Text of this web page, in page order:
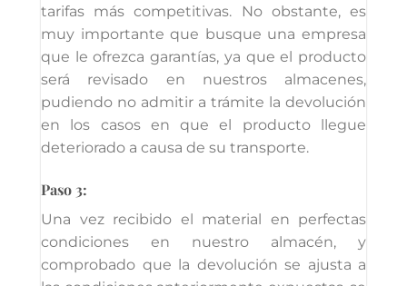
tarifas más competitivas. No obstante, es
muy importante que busque una empresa
que le ofrezca garantías, ya que el producto
será revisado en nuestros almacenes,
pudiendo no admitir a trámite la devolución
en los casos en que el producto llegue
deteriorado a causa de su transporte.
Paso 3:
Una vez recibido el material en perfectas
condiciones en nuestro almacén, y
comprobado que la devolución se ajusta a